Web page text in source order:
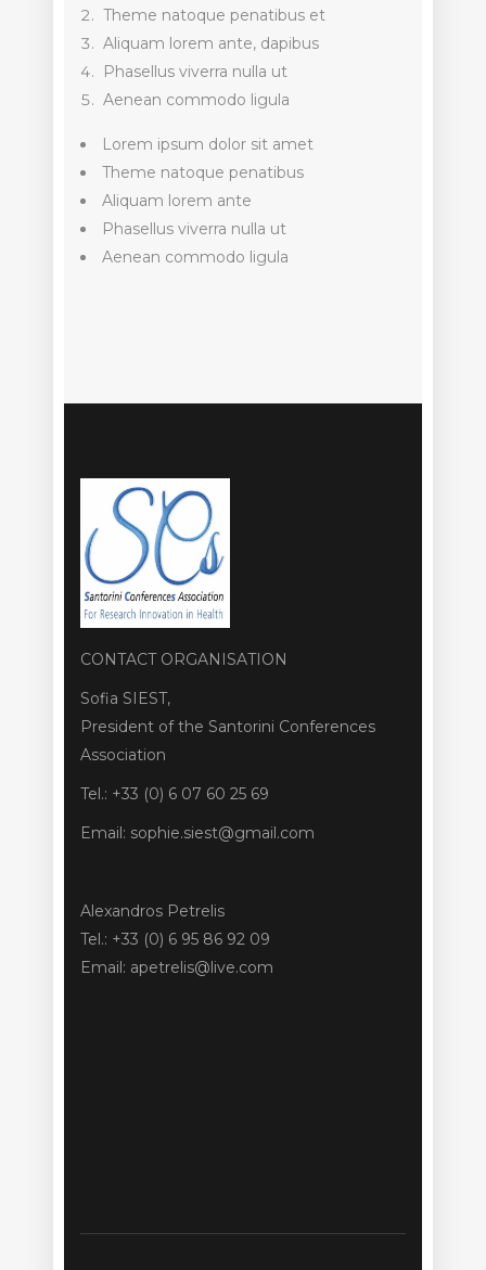
Theme natoque penatibus et
Aliquam lorem ante, dapibus
Phasellus viverra nulla ut
Aenean commodo ligula
Lorem ipsum dolor sit amet
Theme natoque penatibus
Aliquam lorem ante
Phasellus viverra nulla ut
Aenean commodo ligula
CONTACT ORGANISATION
Sofia SIEST,
President of the Santorini Conferences
Association
Tel.: +33 (0) 6 07 60 25 69
Email: sophie.siest@gmail.com
Alexandros Petrelis
Tel.: +33 (0) 6 95 86 92 09
Email: apetrelis@live.com